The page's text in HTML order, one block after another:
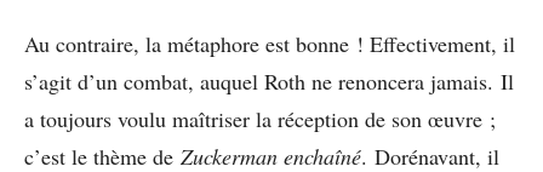
Au contraire, la métaphore est bonne ! Effectivement, il
s’agit d’un combat, auquel Roth ne renoncera jamais. Il
a toujours voulu maîtriser la réception de son œuvre ;
c’est le thème de Zuckerman enchaîné. Dorénavant, il